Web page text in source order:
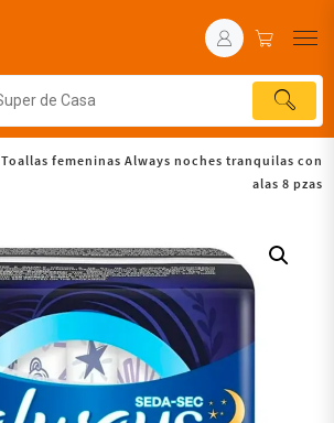
Toallas femeninas Always noches tranquilas con
alas 8 pzas